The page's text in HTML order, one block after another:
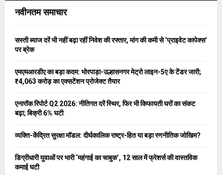
h
o
r
C
नवीनतम समाचार
सस्ती ब्याज दरें भी नहीं बढ़ा रहीं निवेश की रफ्तार, मांग की कमी से ‘प्राइवेट कापेक्स’
पर ब्रेक
एमएमआरडीए का बड़ा कदम: भोरपाड़ा-उल्हासनगर मेट्रो लाइन-5ए के टेंडर जारी;
₹4,063 करोड़ का एक्सटेंशन प्रोजेक्ट तैयार
एनारॉक रिपोर्ट Q2 2026: नीतिगत दरें स्थिर, फिर भी किफायती घरों का संकट
बढ़ा; बिक्री 6% घटी
व्यक्ति-केंद्रित सुरक्षा मॉडल: दीर्घकालिक राष्ट्र-हित या बड़ा रणनीतिक जोखिम?
डिग्रीधारी युवाओं पर भारी ‘महंगाई का चाबुक’, 12 साल में फ्रेशर्स की वास्तविक
कमाई घटी